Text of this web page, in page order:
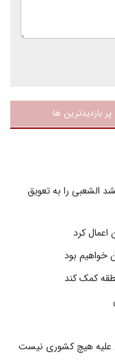
پر بازدیدترین ها
الشعبی را به تعویق
اعمال کرد
خواهیم بود
کمک کند
علیه هیچ کشوری نیست